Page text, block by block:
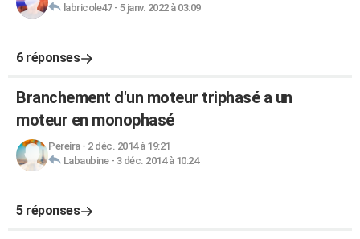
labricole47- 5 janv. 2022 à 03:09
6 réponses
Branchement d'un moteur triphasé a un
moteur en monophasé
Pereira- 2 déc. 2014 à 19:21
Labaubine- 3 déc. 2014 à 10:24
5 réponses